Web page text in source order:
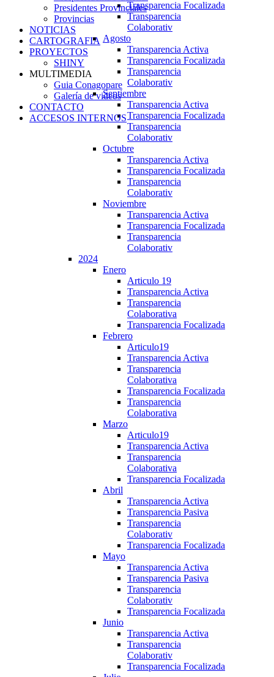
Transparencia Focalizada
Transparencia
Colaborativ
Agosto
Transparencia Activa
Transparencia Focalizada
Transparencia
Colaborativ
Septiembre
Transparencia Activa
Transparencia Focalizada
Transparencia
Colaborativ
Octubre
Transparencia Activa
Transparencia Focalizada
Transparencia
Colaborativ
Noviembre
Transparencia Activa
Transparencia Focalizada
Transparencia
Colaborativ
2024
Enero
Articulo 19
Transparencia Activa
Transparencia
Colaborativa
Transparencia Focalizada
Febrero
Articulo19
Transparencia Activa
Transparencia
Colaborativa
Transparencia Focalizada
Transparencia
Colaborativa
Marzo
Articulo19
Transparencia Activa
Transparencia
Colaborativa
Transparencia Focalizada
Abril
Transparencia Activa
Transparencia Pasiva
Transparencia
Colaborativ
Transparencia Focalizada
Mayo
Transparencia Activa
Transparencia Pasiva
Transparencia
Colaborativ
Transparencia Focalizada
Junio
Transparencia Activa
Transparencia
Colaborativ
Transparencia Focalizada
Presidentes Provinciales
Provincias
NOTICIAS
CARTOGRAFIA
PROYECTOS
SHINY
MULTIMEDIA
Guia Conagopare
Galería de videos
CONTACTO
ACCESOS INTERNOS